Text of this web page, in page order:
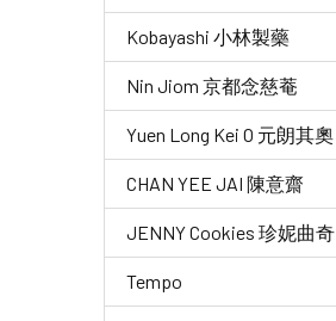
Kobayashi 小林製藥
Nin Jiom 京都念慈菴
Yuen Long Kei O 元朗其奧
CHAN YEE JAI 陳意齋
JENNY Cookies 珍妮曲奇
Tempo